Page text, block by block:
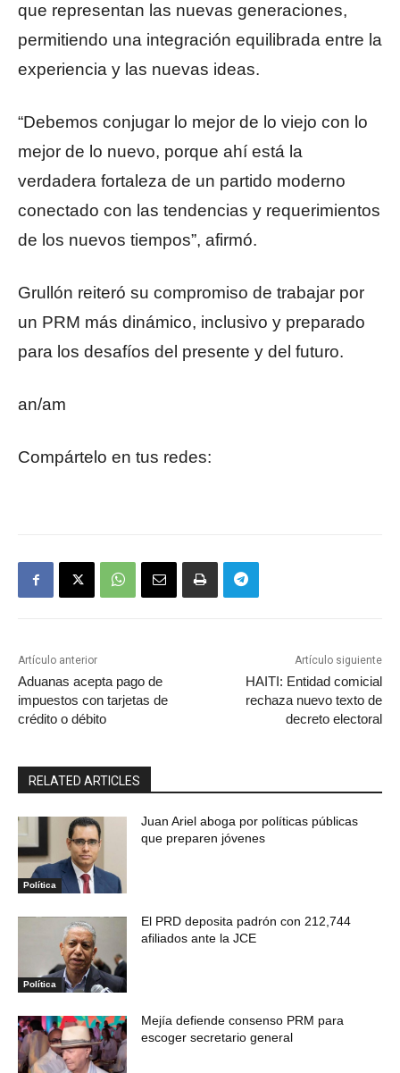
que representan las nuevas generaciones,
permitiendo una integración equilibrada entre la
experiencia y las nuevas ideas.
“Debemos conjugar lo mejor de lo viejo con lo
mejor de lo nuevo, porque ahí está la
verdadera fortaleza de un partido moderno
conectado con las tendencias y requerimientos
de los nuevos tiempos”, afirmó.
Grullón reiteró su compromiso de trabajar por
un PRM más dinámico, inclusivo y preparado
para los desafíos del presente y del futuro.
an/am
Compártelo en tus redes:
Artículo anterior
Aduanas acepta pago de
impuestos con tarjetas de
crédito o débito
Artículo siguiente
HAITI: Entidad comicial
rechaza nuevo texto de
decreto electoral
RELATED ARTICLES
Política
Juan Ariel aboga por políticas públicas
que preparen jóvenes
Política
El PRD deposita padrón con 212,744
afiliados ante la JCE
Mejía defiende consenso PRM para
escoger secretario general